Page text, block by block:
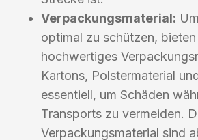
Verpackungsmaterial:
optimal zu schützen,
hochwertiges
Kartons, Polstermaterial
essentiell, um Schäden
Transports zu vermeiden.
Verpackungsmaterial sind